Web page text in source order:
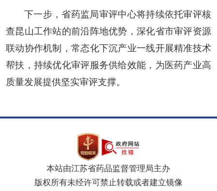
下一步，省药监局审评中心将持续依托审评核
查昆山工作站的前沿阵地优势，深化省市审评资源
联动协作机制，常态化下沉产业一线开展精准技术
帮扶，持续优化审评服务供给效能，为医药产业高
质量发展提供坚实审评支撑。
本站由江苏省药品监督管理局主办
版权所有未经许可禁止转载或者建立镜像